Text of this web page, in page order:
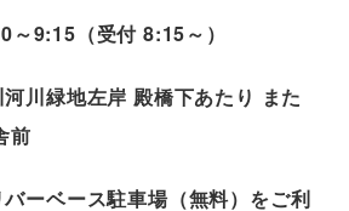
～9:15（受付 8:15～）
河川緑地左岸 殿橋下あたり また
前
バーベース駐車場（無料）をご利